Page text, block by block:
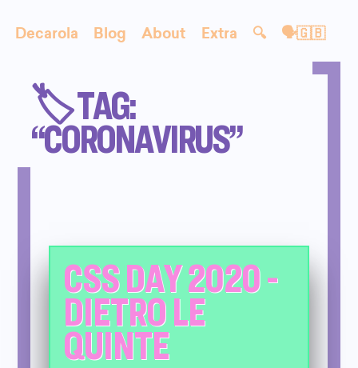
Decarola Blog About Extra 🔍 🗣🇬🇧
🏷️ TAG:
“CORONAVIRUS”
CSS DAY 2020 -
DIETRO LE
QUINTE